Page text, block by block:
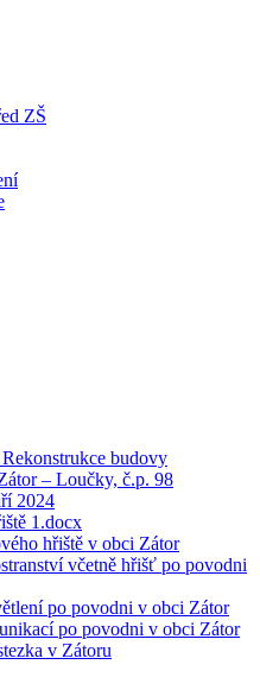
ZŠ
budovy
– Loučky, č.p. 98
2024
1.docx
hřiště v obci Zátor
včetně hřišť po povodni
po povodni v obci Zátor
po povodni v obci Zátor
v Zátoru